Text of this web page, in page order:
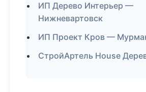
ИП Дерево Интерьер —
Нижневартовск
ИП Проект Кров —
СтройАртель House